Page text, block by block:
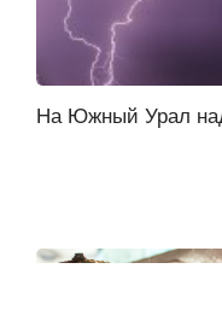
На Южный Урал